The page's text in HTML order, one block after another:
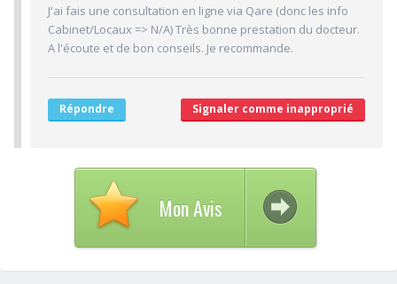
10/10 Ponctualité/Temps en salle d'attente/Retard
CABINET/LOCAUX10/10
10/10 Stationnements alentours
J'ai fais une consultation en ligne via Qare (donc les info
Cabinet/Locaux => N/A) Très bonne prestation du docteur.
A l'écoute et de bon conseils. Je recommande.
Répondre Signaler comme inapproprié
Mon Avis